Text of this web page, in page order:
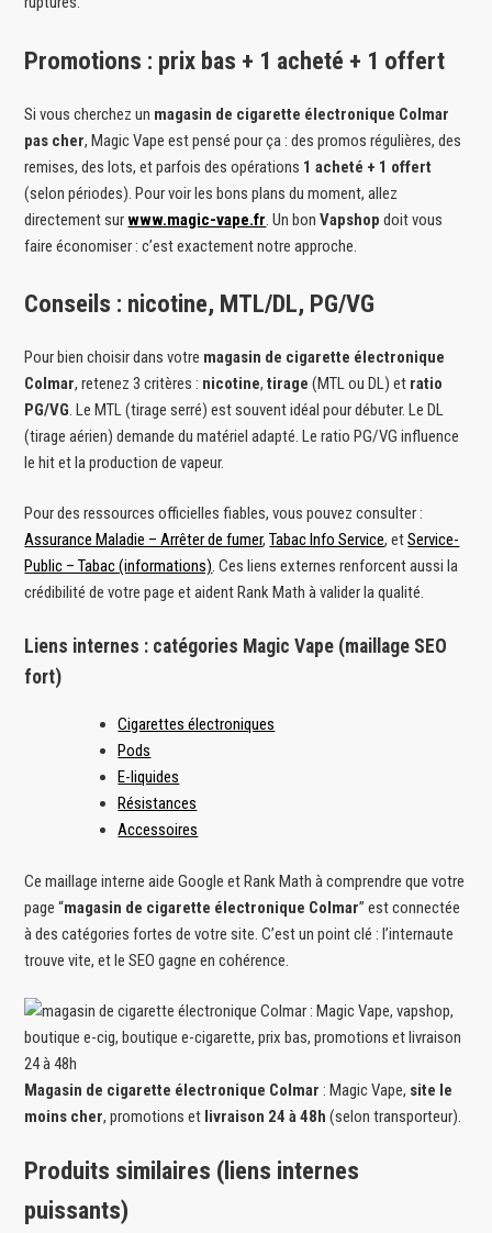
Promotions : prix bas + 1 acheté + 1 offert
Si vous cherchez un magasin de cigarette électronique Colmar
pas cher, Magic Vape est pensé pour ça : des promos régulières, des
remises, des lots, et parfois des opérations 1 acheté + 1 offert
(selon périodes). Pour voir les bons plans du moment, allez
directement surwww.magic-vape.fr. Un bonVapshop doit vous
faire économiser : c’est exactement notre approche.
Conseils : nicotine, MTL/DL, PG/VG
Pour bien choisir dans votre magasin de cigarette électronique
Colmar, retenez 3 critères : nicotine,tirage (MTL ou DL) et ratio
PG/VG. Le MTL (tirage serré) est souvent idéal pour débuter. Le DL
(tirage aérien) demande du matériel adapté. Le ratio PG/VG influence
le hit et la production de vapeur.
Pour des ressources officielles fiables, vous pouvez consulter :
Assurance Maladie – Arrêter de fumer,Tabac Info Service, etService-
Public – Tabac (informations). Ces liens externes renforcent aussi la
crédibilité de votre page et aident Rank Math à valider la qualité.
Liens internes : catégories Magic Vape (maillage SEO
fort)
Cigarettes électroniques
Pods
E-liquides
Résistances
Accessoires
Ce maillage interne aide Google et Rank Math à comprendre que votre
page “magasin de cigarette électronique Colmar” est connectée
à des catégories fortes de votre site. C’est un point clé : l’internaute
trouve vite, et le SEO gagne en cohérence.
Magasin de cigarette électronique Colmar : Magic Vape, site le
moins cher, promotions et livraison 24 à 48h (selon transporteur).
Produits similaires (liens internes
puissants)